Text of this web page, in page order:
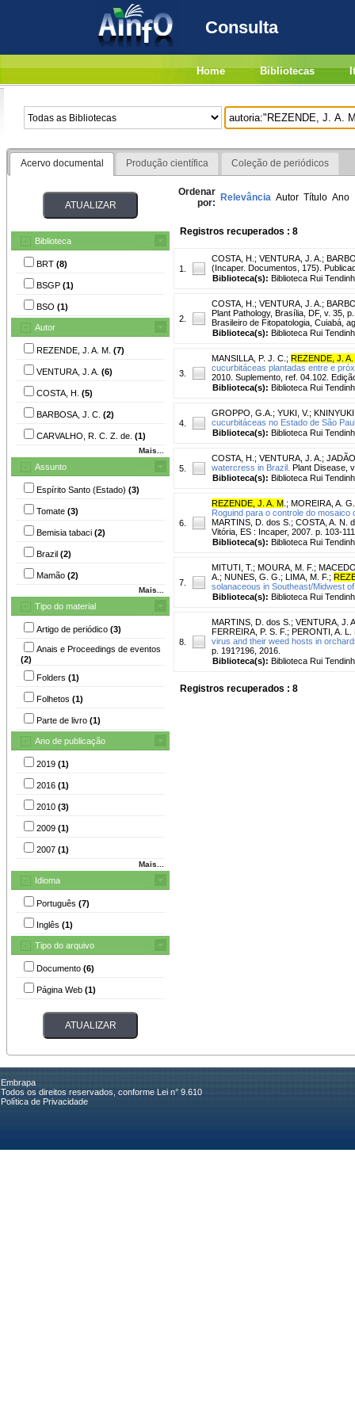
Consulta
Home Bibliotecas
Acervo documental Produção científica Coleção de periódicos
Biblioteca
BRT (8)
BSGP (1)
BSO (1)
Autor
REZENDE, J. A. M. (7)
VENTURA, J. A. (6)
COSTA, H. (5)
BARBOSA, J. C. (2)
CARVALHO, R. C. Z. de. (1)
Mais...
Assunto
Espírito Santo (Estado) (3)
Tomate (3)
Bemisia tabaci (2)
Brazil (2)
Mamão (2)
Mais...
Tipo do material
Artigo de periódico (3)
Anais e Proceedings de eventos
(2)
Folders (1)
Folhetos (1)
Parte de livro (1)
Ano de publicação
2019 (1)
2016 (1)
2010 (3)
2009 (1)
2007 (1)
Mais...
Idioma
Português (7)
Inglês (1)
Tipo do arquivo
Documento (6)
Página Web (1)
Ordenar
por: Relevância Autor Título Ano
Registros recuperados : 8
1.
COSTA, H. ; VENTURA, J. A. ;
(Incaper. Documentos, 175).
Biblioteca(s): Biblioteca Rui
2.
COSTA, H. ; VENTURA, J. A. ;
Plant Pathology, Brasília, DF, v. 35,
Brasileiro de Fitopatologia, Cuiabá,
Biblioteca(s): Biblioteca Rui
3.
MANSILLA, P. J. C. ; REZENDE, J. A.
cucurbitáceas plantadas entre e
2010. Suplemento, ref. 04.102.
Biblioteca(s): Biblioteca Rui
4.
GROPPO, G.A. ; YUKI, V.;
cucurbitáceas no Estado de São
Biblioteca(s): Biblioteca Rui
5.
COSTA, H. ; VENTURA, J. A. ;
watercress in Brazil. Plant Disease,
Biblioteca(s): Biblioteca Rui
6.
REZENDE, J. A. M ; MOREIRA, A. G.
Roguind para o controle do
MARTINS, D. dos S.; COSTA, A. N.
Vitória, ES : Incaper, 2007. p. 103-111
Biblioteca(s): Biblioteca Rui
7.
MITUTI, T. ; MOURA, M. F. ;
A. ; NUNES, G. G. ; LIMA, M. F. ;
solanaceous in Southeast/Midwest
Biblioteca(s): Biblioteca Rui
8.
MARTINS, D. dos S. ; VENTURA, J.
FERREIRA, P. S. F. ; PERONTI, A. L.
virus and their weed hosts in
p. 191?196, 2016.
Biblioteca(s): Biblioteca Rui
Registros recuperados : 8
Embrapa
Todos os direitos reservados, conforme Lei n° 9.610
Política de Privacidade